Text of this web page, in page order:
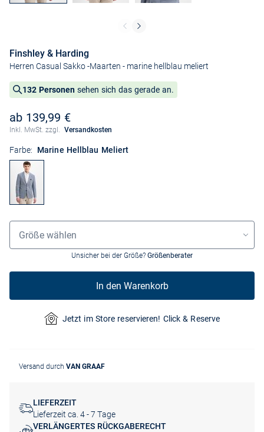
Finshley & Harding
Herren Casual Sakko -Maarten - marine hellblau meliert
132 Personen sehen sich das gerade an.
ab 139,99 €
Inkl. MwSt. zzgl. Versandkosten
Farbe: Marine Hellblau Meliert
Größenauswahl
Größe wählen
Unsicher bei der Größe? Größenberater
In den Warenkorb
Jetzt im Store reservieren! Click & Reserve
Versand durch VAN GRAAF
LIEFERZEIT
Lieferzeit ca. 4 - 7 Tage
VERLÄNGERTES RÜCKGABERECHT